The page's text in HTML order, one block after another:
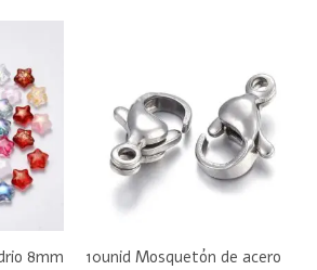
8mm
10unid Mosquetón de acero